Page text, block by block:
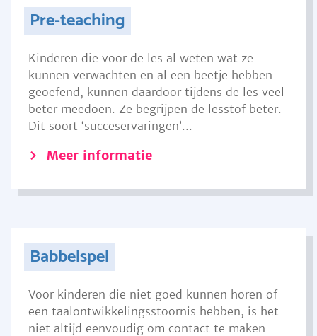
Pre-teaching
Kinderen die voor de les al weten wat ze
kunnen verwachten en al een beetje hebben
geoefend, kunnen daardoor tijdens de les veel
beter meedoen. Ze begrijpen de lesstof beter.
Dit soort ‘succeservaringen’...
Meer informatie
Babbelspel
Voor kinderen die niet goed kunnen horen of
een taalontwikkelingsstoornis hebben, is het
niet altijd eenvoudig om contact te maken